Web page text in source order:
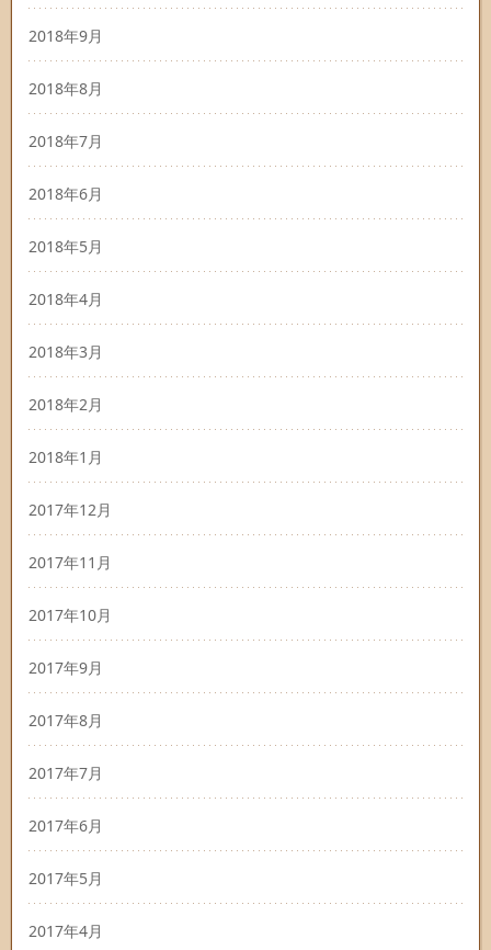
2018年9月
2018年8月
2018年7月
2018年6月
2018年5月
2018年4月
2018年3月
2018年2月
2018年1月
2017年12月
2017年11月
2017年10月
2017年9月
2017年8月
2017年7月
2017年6月
2017年5月
2017年4月